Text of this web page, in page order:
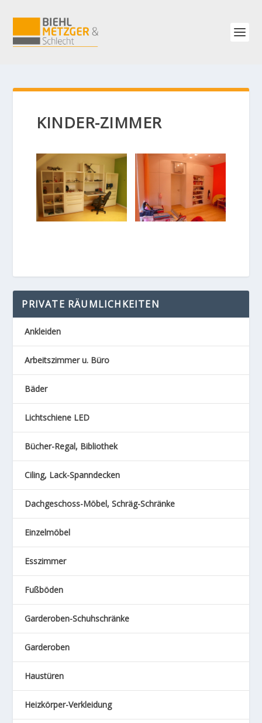
KINDER-ZIMMER
PRIVATE RÄUMLICHKEITEN
Ankleiden
Arbeitszimmer u. Büro
Bäder
Lichtschiene LED
Bücher-Regal, Bibliothek
Ciling, Lack-Spanndecken
Dachgeschoss-Möbel, Schräg-Schränke
Einzelmöbel
Esszimmer
Fußböden
Garderoben-Schuhschränke
Garderoben
Haustüren
Heizkörper-Verkleidung